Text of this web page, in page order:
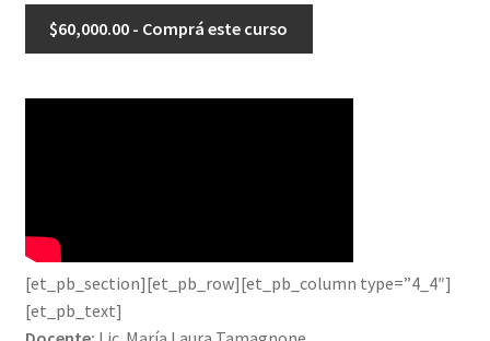
$60,000.00 - Comprá este curso
[et_pb_section][et_pb_row][et_pb_column type=”4_4″]
[et_pb_text]